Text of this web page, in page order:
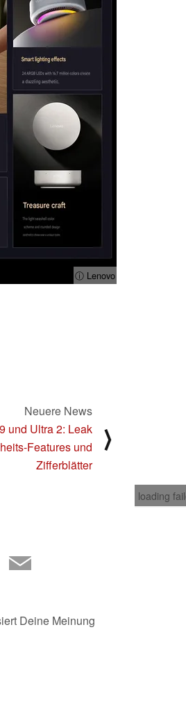
ⓘ Lenovo
Neuere News
und Ultra 2: Leak
Features und
Zifferblätter
⟩
loading
Deine Meinung